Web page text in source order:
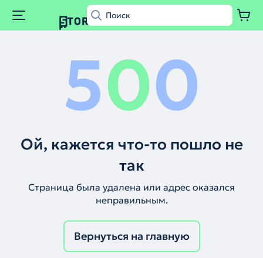
500
Ой, кажется что-то пошло не
так
Страница была удалена или адрес оказался
неправильным.
Вернуться на главную